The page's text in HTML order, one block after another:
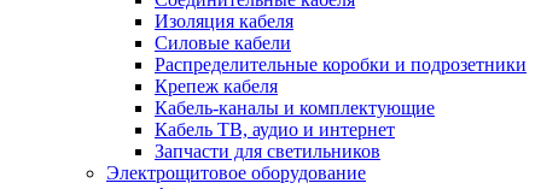
Изоляция кабеля
Силовые кабели
Распределительные коробки и подрозетники
Крепеж кабеля
Кабель-каналы и комплектующие
Кабель ТВ, аудио и интернет
Запчасти для светильников
Электрощитовое оборудование